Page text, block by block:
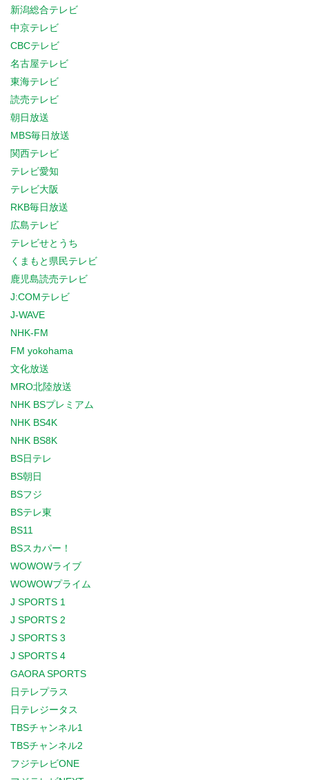
新潟総合テレビ
中京テレビ
CBCテレビ
名古屋テレビ
東海テレビ
読売テレビ
朝日放送
MBS毎日放送
関西テレビ
テレビ愛知
テレビ大阪
RKB毎日放送
広島テレビ
テレビせとうち
くまもと県民テレビ
鹿児島読売テレビ
J:COMテレビ
J-WAVE
NHK-FM
FM yokohama
文化放送
MRO北陸放送
NHK BSプレミアム
NHK BS4K
NHK BS8K
BS日テレ
BS朝日
BSフジ
BSテレ東
BS11
BSスカパー！
WOWOWライブ
WOWOWプライム
J SPORTS 1
J SPORTS 2
J SPORTS 3
J SPORTS 4
GAORA SPORTS
日テレプラス
日テレジータス
TBSチャンネル1
TBSチャンネル2
フジテレビONE